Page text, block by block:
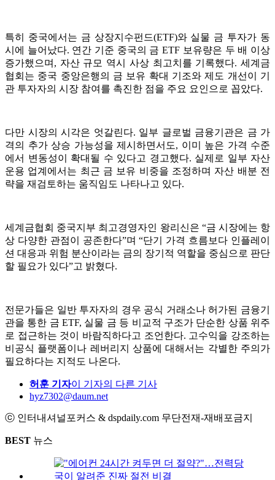
특히 중국에서는 금 상장지수펀드(ETF)와 실물 금 투자가 동
시에 늘어났다. 연간 기준 중국의 금 ETF 보유량은 두 배 이상
증가했으며, 자산 규모 역시 사상 최고치를 기록했다. 세계금
협회는 중국 중앙은행의 금 보유 확대 기조와 제도 개선이 기
관 투자자의 시장 참여를 촉진한 점을 주요 요인으로 꼽았다.
다만 시장의 시각은 엇갈린다. 일부 글로벌 금융기관은 금 가
격의 추가 상승 가능성을 제시하면서도, 이미 높은 가격 수준
에서 변동성이 확대될 수 있다고 경고했다. 실제로 일부 자산
운용 업계에서는 최근 금 보유 비중을 조정하며 자산 배분 전
략을 재검토하는 움직임도 나타나고 있다.
세계금협회 중국지부 최고경영자인 왕리신은 “금 시장에는 항
상 다양한 관점이 공존한다”며 “단기 가격 흐름보다 인플레이
션 대응과 위험 분산이라는 금의 장기적 역할을 중심으로 판단
할 필요가 있다”고 밝혔다.
전문가들은 일반 투자자의 경우 공식 거래소나 허가된 금융기
관을 통한 금 ETF, 실물 금 등 비교적 구조가 단순한 상품 위주
로 접근하는 것이 바람직하다고 조언한다. 고수익을 강조하는
비공식 플랫폼이나 레버리지 상품에 대해서는 각별한 주의가
필요하다는 지적도 나온다.
허훈 기자이 기자의 다른 기사
hyz7302@daum.net
ⓒ 인터내셔널포커스 & dspdaily.com 무단전재-재배포금지
BEST 뉴스